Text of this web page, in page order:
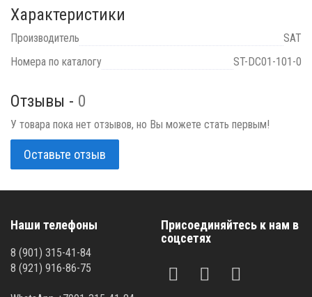
Характеристики
Производитель
SAT
Номера по каталогу
ST-DC01-101-0
Отзывы - 0
У товара пока нет отзывов, но Вы можете стать первым!
Оставьте отзыв
Наши телефоны
8 (901) 315-41-84
8 (921) 916-86-75
Присоединяйтесь к нам в
соцсетях